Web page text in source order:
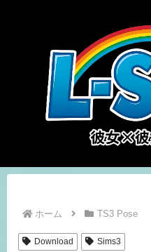
ホーム TS3 Pose
Download Sims3